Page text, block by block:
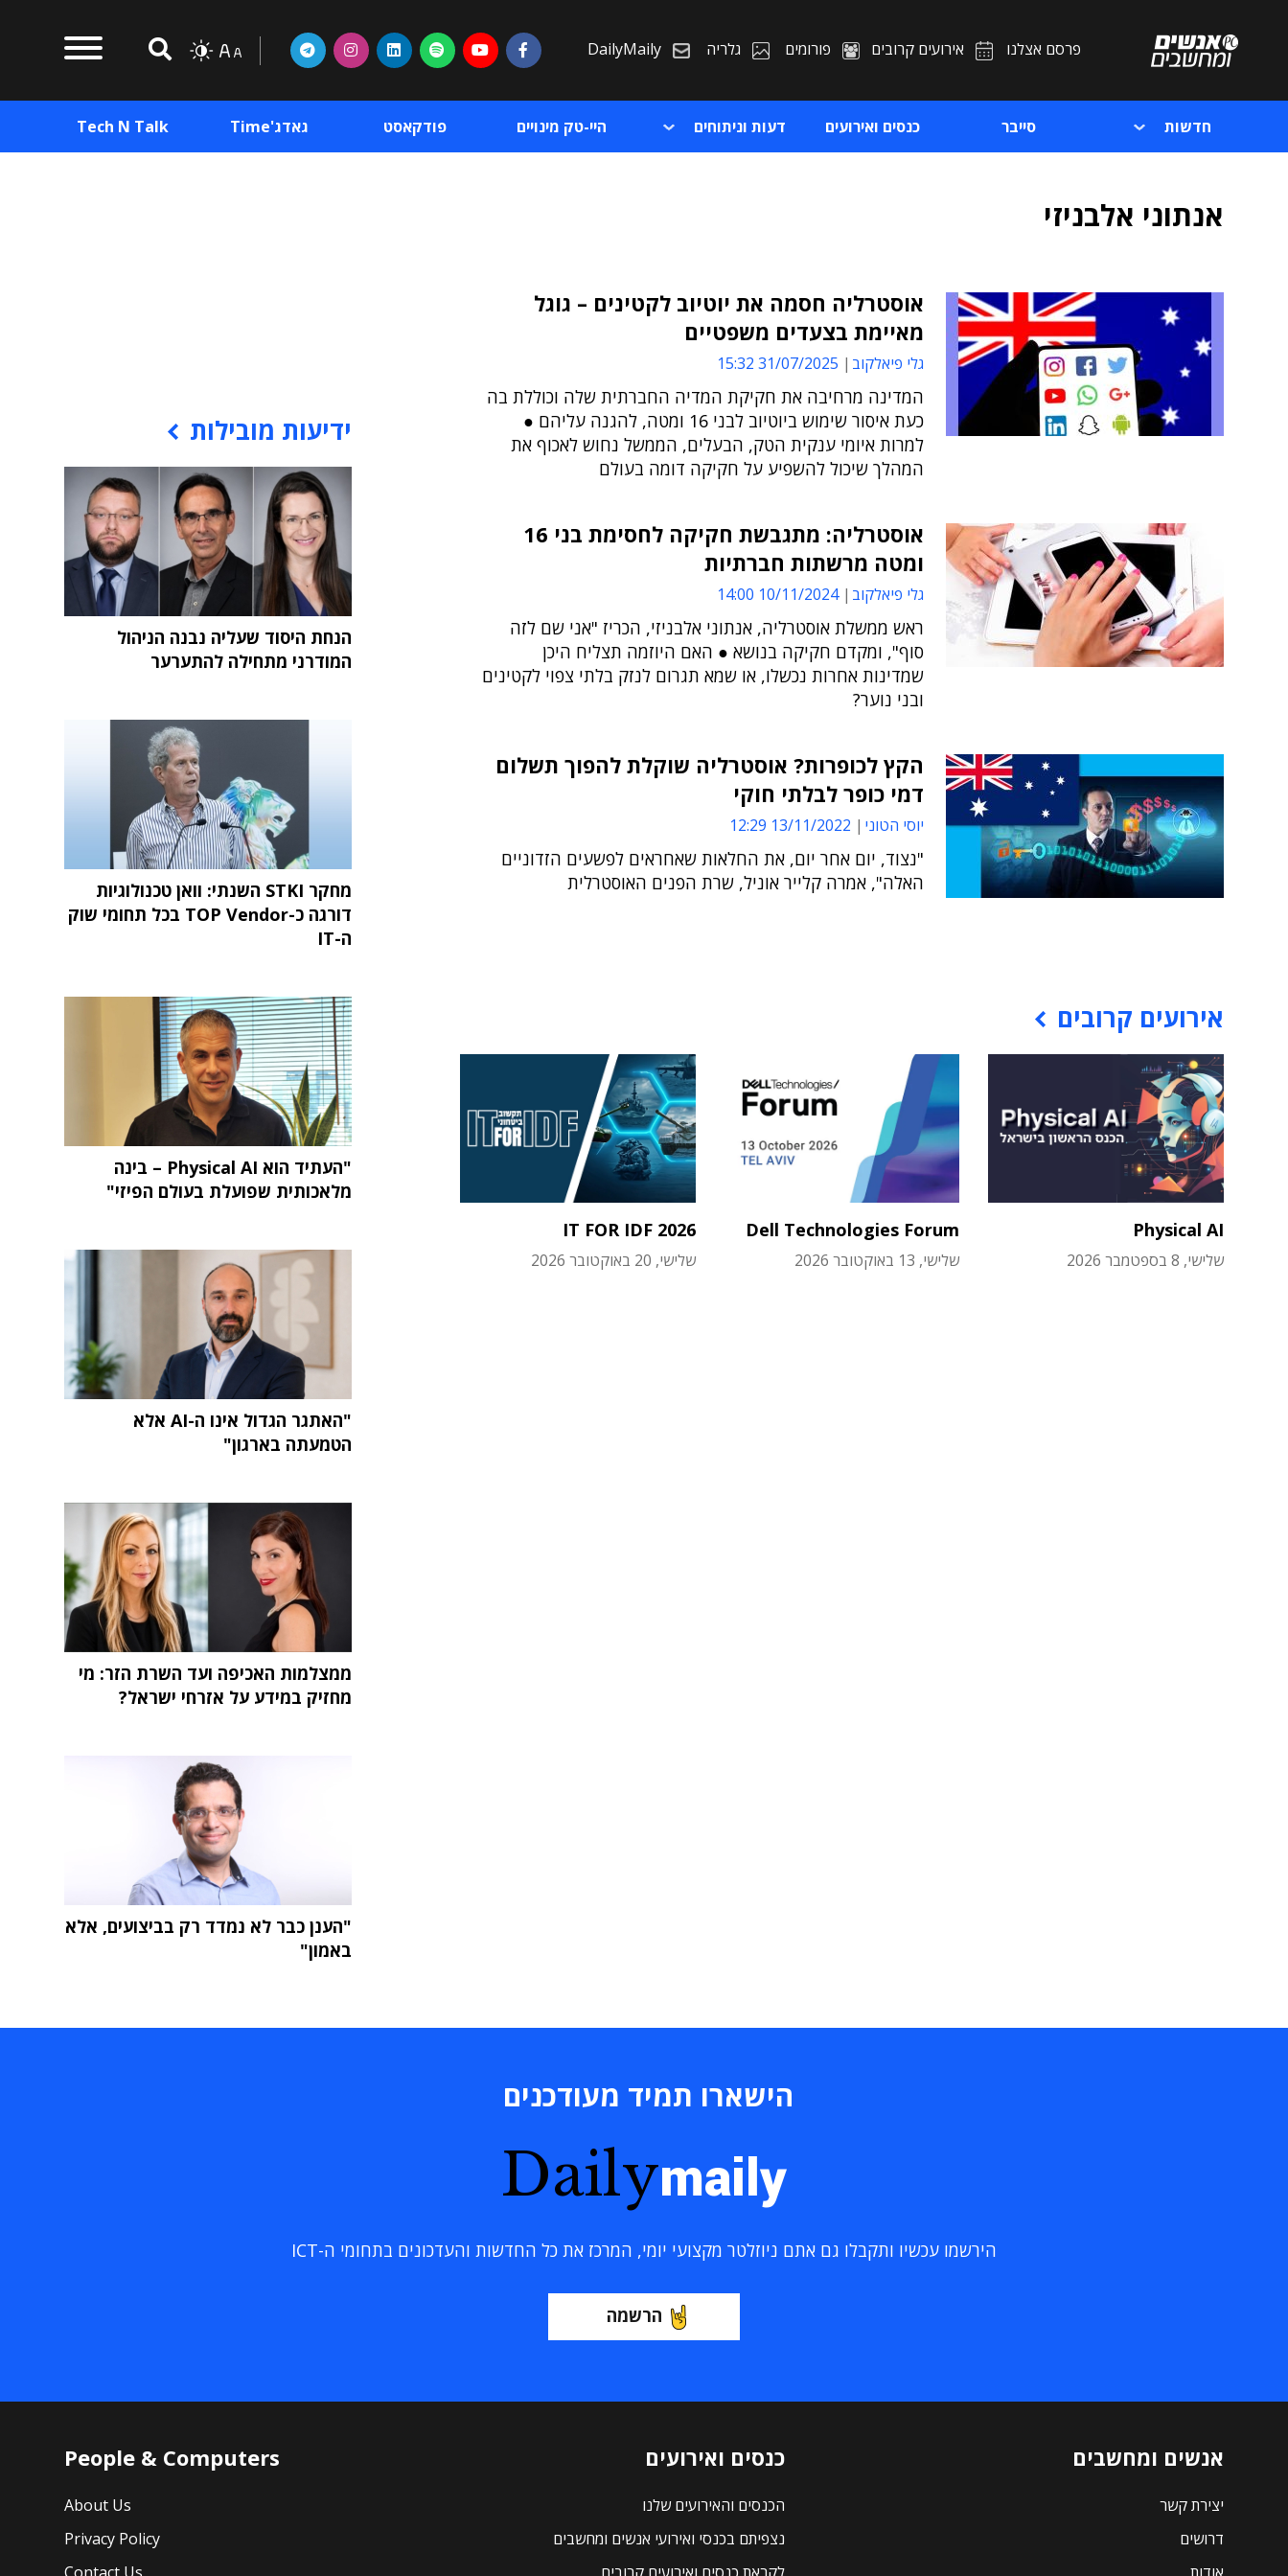
פרסם אצלנו אירועים קרובים פורומים גלריה DailyMaily
חדשות סייבר כנסים ואירועים דעות וניתוחים היי-טק מינויים פודקאסט גאדג'Time Tech N Talk
אנתוני אלבניזי
אוסטרליה חסמה את יוטיוב לקטינים – גוגל
מאיימת בצעדים משפטיים
גלי פיאלקוב 31/07/2025 15:32
המדינה מרחיבה את חקיקת המדיה החברתית שלה וכוללת בה
כעת איסור שימוש ביוטיוב לבני 16 ומטה, להגנה עליהם ●
למרות איומי ענקית הטק, הבעלים, הממשל נחוש לאכוף את
המהלך שיכול להשפיע על חקיקה דומה בעולם
אוסטרליה: מתגבשת חקיקה לחסימת בני 16
ומטה מרשתות חברתיות
גלי פיאלקוב 10/11/2024 14:00
ראש ממשלת אוסטרליה, אנתוני אלבניזי, הכריז "אני שם לזה
סוף", ומקדם חקיקה בנושא ● האם היוזמה תצליח היכן
שמדינות אחרות נכשלו, או שמא תגרום לנזק בלתי צפוי לקטינים
ובני נוער?
הקץ לכופרות? אוסטרליה שוקלת להפוך תשלום
דמי כופר לבלתי חוקי
יוסי הטוני 13/11/2022 12:29
"נצוד, יום אחר יום, את החלאות שאחראים לפשעים הזדוניים
האלה", אמרה קלייר אוניל, שרת הפנים האוסטרלית
אירועים קרובים
Physical AI
שלישי, 8 בספטמבר 2026
Dell Technologies Forum
שלישי, 13 באוקטובר 2026
IT FOR IDF 2026
שלישי, 20 באוקטובר 2026
ידיעות מובילות
הנחת היסוד שעליה נבנה הניהול
המודרני מתחילה להתערער
מחקר STKI השנתי: וואן טכנולוגיות
דורגה כ-TOP Vendor בכל תחומי שוק
ה-IT
"העתיד הוא Physical AI – בינה
מלאכותית שפועלת בעולם הפיזי"
"האתגר הגדול אינו ה-AI אלא
הטמעתה בארגון"
ממצלמות האכיפה ועד השרת הזר: מי
מחזיק במידע על אזרחי ישראל?
"הענן כבר לא נמדד רק בביצועים, אלא
באמון"
הישארו תמיד מעודכנים
Dailymaily
הירשמו עכשיו ותקבלו גם אתם ניוזלטר מקצועי יומי, המרכז את כל החדשות והעדכונים בתחומי ה-ICT
הרשמה
אנשים ומחשבים
יצירת קשר
דרושים
כנסים ואירועים
הכנסים והאירועים שלנו
נצפיתם בכנסי ואירועי אנשים ומחשבים
People & Computers
About Us
Privacy Policy